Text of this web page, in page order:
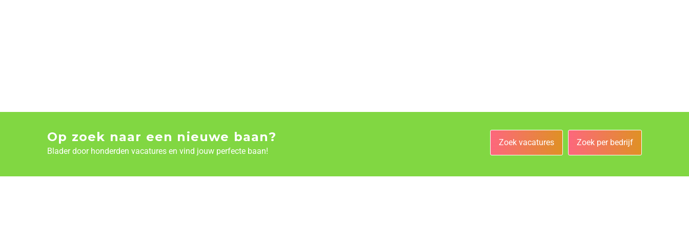
Op zoek naar een nieuwe baan?
Blader door honderden vacatures en vind jouw perfecte baan!
Zoek vacatures Zoek per bedrijf